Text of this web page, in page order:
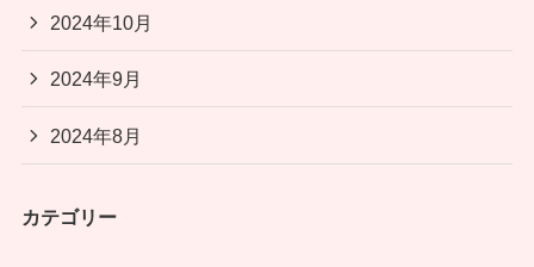
2024年10月
2024年9月
2024年8月
カテゴリー